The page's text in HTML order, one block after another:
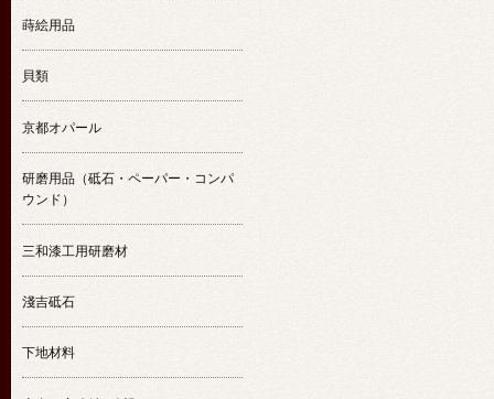
蒔絵用品
貝類
京都オパール
研磨用品（砥石・ペーパー・コンパ
ウンド）
三和漆工用研磨材
淺吉砥石
下地材料